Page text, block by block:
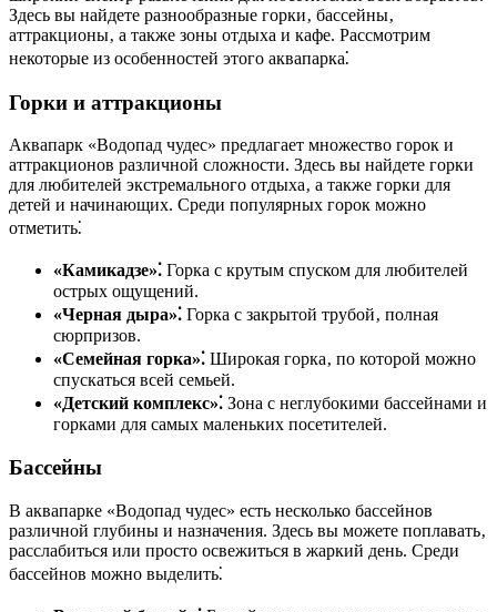
Здесь вы найдете разнообразные горки‚ бассейны‚
аттракционы‚ а также зоны отдыха и кафе. Рассмотрим
некоторые из особенностей этого аквапарка⁚
Горки и аттракционы
Аквапарк «Водопад чудес» предлагает множество горок и
аттракционов различной сложности. Здесь вы найдете горки
для любителей экстремального отдыха‚ а также горки для
детей и начинающих. Среди популярных горок можно
отметить⁚
«Камикадзе»⁚ Горка с крутым спуском для любителей
острых ощущений.
«Черная дыра»⁚ Горка с закрытой трубой‚ полная
сюрпризов.
«Семейная горка»⁚ Широкая горка‚ по которой можно
спускаться всей семьей.
«Детский комплекс»⁚ Зона с неглубокими бассейнами и
горками для самых маленьких посетителей.
Бассейны
В аквапарке «Водопад чудес» есть несколько бассейнов
различной глубины и назначения. Здесь вы можете поплавать‚
расслабиться или просто освежиться в жаркий день. Среди
бассейнов можно выделить⁚